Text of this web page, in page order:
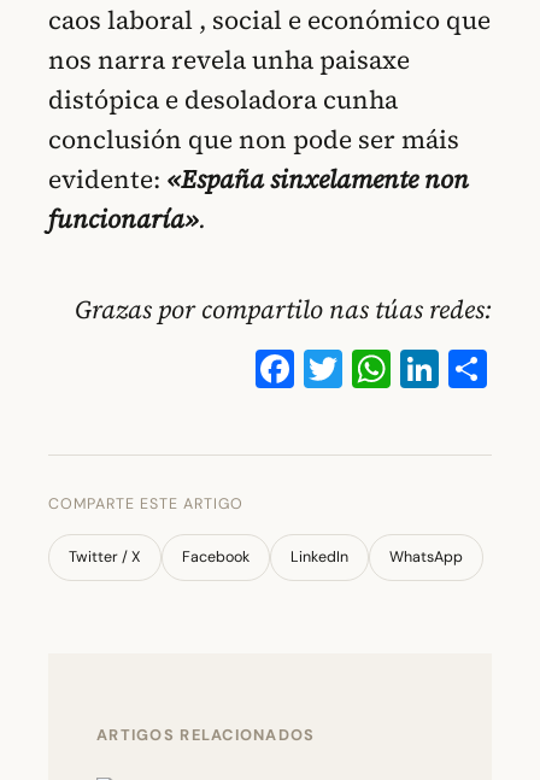
caos laboral , social e económico que
nos narra revela unha paisaxe
distópica e desoladora cunha
conclusión que non pode ser máis
evidente: «España sinxelamente non
funcionaría».
Grazas por compartilo nas túas redes:
Facebook
Twitter
COMPARTE ESTE ARTIGO
Twitter / X Facebook LinkedIn WhatsApp
ARTIGOS RELACIONADOS